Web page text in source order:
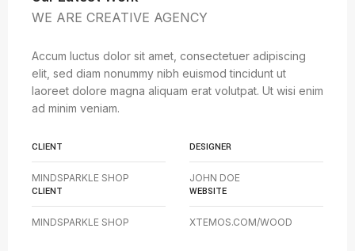
WE ARE CREATIVE AGENCY
Accum luctus dolor sit amet, consectetuer adipiscing
elit, sed diam nonummy nibh euismod tincidunt ut
laoreet dolore magna aliquam erat volutpat. Ut wisi enim
ad minim veniam.
CLIENT
MINDSPARKLE SHOP
DESIGNER
JOHN DOE
CLIENT
MINDSPARKLE SHOP
WEBSITE
XTEMOS.COM/WOOD